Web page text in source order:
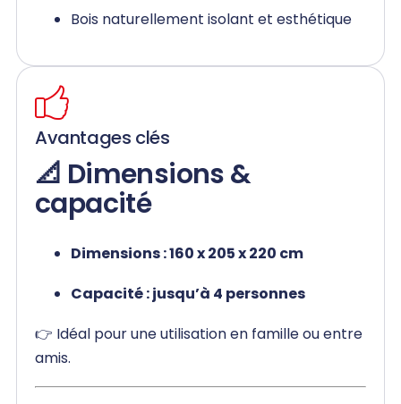
Bois naturellement isolant et esthétique
Avantages clés
📐 Dimensions &
capacité
Dimensions : 160 x 205 x 220 cm
Capacité : jusqu’à 4 personnes
👉 Idéal pour une utilisation en famille ou entre
amis.